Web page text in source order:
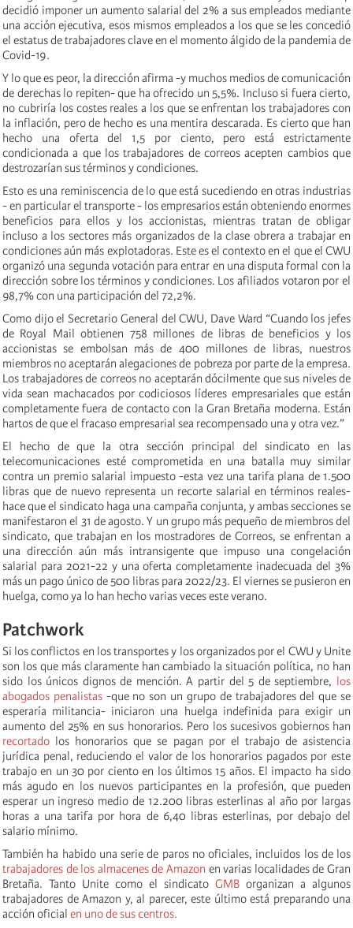
decidió imponer un aumento salarial del 2% a sus empleados mediante
una acción ejecutiva, esos mismos empleados a los que se les concedió
el estatus de trabajadores clave en el momento álgido de la pandemia de
Covid-19.
Y lo que es peor, la dirección afirma -y muchos medios de comunicación
de derechas lo repiten- que ha ofrecido un 5,5%. Incluso si fuera cierto,
no cubriría los costes reales a los que se enfrentan los trabajadores con
la inflación, pero de hecho es una mentira descarada. Es cierto que han
hecho una oferta del 1,5 por ciento, pero está estrictamente
condicionada a que los trabajadores de correos acepten cambios que
destrozarían sus términos y condiciones.
Esto es una reminiscencia de lo que está sucediendo en otras industrias
- en particular el transporte - los empresarios están obteniendo enormes
beneficios para ellos y los accionistas, mientras tratan de obligar
incluso a los sectores más organizados de la clase obrera a trabajar en
condiciones aún más explotadoras. Este es el contexto en el que el CWU
organizó una segunda votación para entrar en una disputa formal con la
dirección sobre los términos y condiciones. Los afiliados votaron por el
98,7% con una participación del 72,2%.
Como dijo el Secretario General del CWU, Dave Ward “Cuando los jefes
de Royal Mail obtienen 758 millones de libras de beneficios y los
accionistas se embolsan más de 400 millones de libras, nuestros
miembros no aceptarán alegaciones de pobreza por parte de la empresa.
Los trabajadores de correos no aceptarán dócilmente que sus niveles de
vida sean machacados por codiciosos líderes empresariales que están
completamente fuera de contacto con la Gran Bretaña moderna. Están
hartos de que el fracaso empresarial sea recompensado una y otra vez.”
El hecho de que la otra sección principal del sindicato en las
telecomunicaciones esté comprometida en una batalla muy similar
contra un premio salarial impuesto -esta vez una tarifa plana de 1.500
libras que de nuevo representa un recorte salarial en términos reales-
hace que el sindicato haga una campaña conjunta, y ambas secciones se
manifestaron el 31 de agosto. Y un grupo más pequeño de miembros del
sindicato, que trabajan en los mostradores de Correos, se enfrentan a
una dirección aún más intransigente que impuso una congelación
salarial para 2021-22 y una oferta completamente inadecuada del 3%
más un pago único de 500 libras para 2022/23. El viernes se pusieron en
huelga, como ya lo han hecho varias veces este verano.
Patchwork
Si los conflictos en los transportes y los organizados por el CWU y Unite
son los que más claramente han cambiado la situación política, no han
sido los únicos dignos de mención. A partir del 5 de septiembre, los
abogados penalistas-que no son un grupo de trabajadores del que se
esperaría militancia- iniciaron una huelga indefinida para exigir un
aumento del 25% en sus honorarios. Pero los sucesivos gobiernos han
recortado los honorarios que se pagan por el trabajo de asistencia
jurídica penal, reduciendo el valor de los honorarios pagados por este
trabajo en un 30 por ciento en los últimos 15 años. El impacto ha sido
más agudo en los nuevos participantes en la profesión, que pueden
esperar un ingreso medio de 12.200 libras esterlinas al año por largas
horas a una tarifa por hora de 6,40 libras esterlinas, por debajo del
salario mínimo.
También ha habido una serie de paros no oficiales, incluidos los de los
trabajadores de los almacenes de Amazon en varias localidades de Gran
Bretaña. Tanto Unite como el sindicato GMB organizan a algunos
trabajadores de Amazon y, al parecer, este último está preparando una
acción oficial en uno de sus centros.